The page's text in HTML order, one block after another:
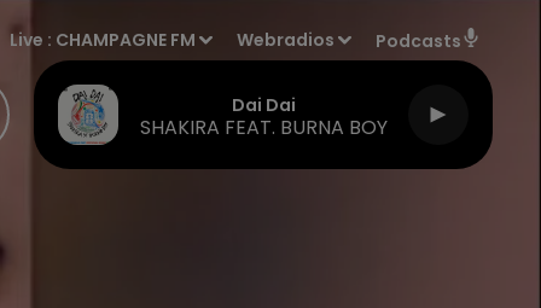
Live : CHAMPAGNE FM Webradios Podcasts
Dai Dai
SHAKIRA FEAT. BURNA BOY